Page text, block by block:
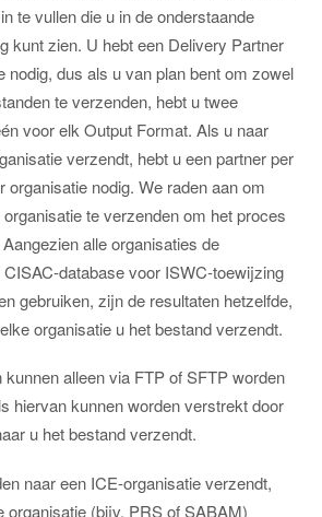
te vullen die u in de onderstaande
kunt zien. U hebt een Delivery Partner
nodig, dus als u van plan bent om zowel
te verzenden, hebt u twee
voor elk Output Format. Als u naar
verzendt, hebt u een partner per
organisatie nodig. We raden aan om
te verzenden om het proces
alle organisaties de
database voor ISWC-toewijzing
gebruiken, zijn de resultaten hetzelfde,
organisatie u het bestand verzendt.
alleen via FTP of SFTP worden
hiervan kunnen worden verstrekt door
u het bestand verzendt.
naar een ICE-organisatie verzendt,
organisatie (bijv. PRS of SABAM)